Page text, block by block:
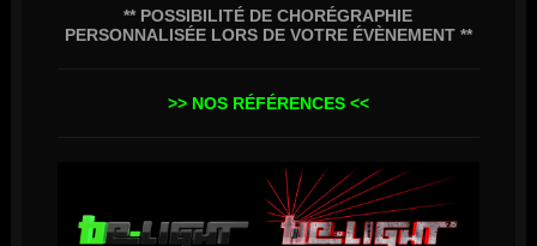
** POSSIBILITÉ DE CHORÉGRAPHIE
PERSONNALISÉE LORS DE VOTRE ÉVÈNEMENT **
>> NOS RÉFÉRENCES <<